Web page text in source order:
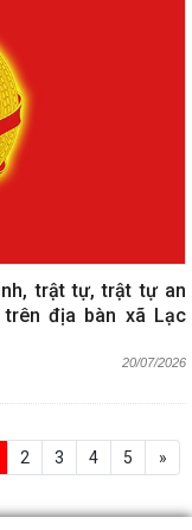
trật tự, trật tự an
địa bàn xã Lạc
20/07/2026
2 3 4 5 »